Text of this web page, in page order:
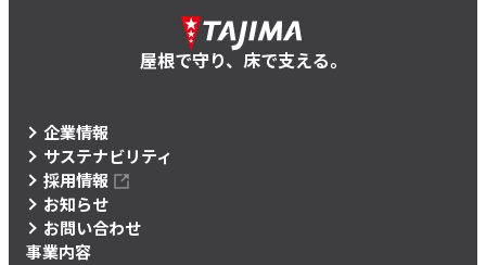
屋根で守り、床で支える。
企業情報
サステナビリティ
採用情報
お知らせ
お問い合わせ
事業内容